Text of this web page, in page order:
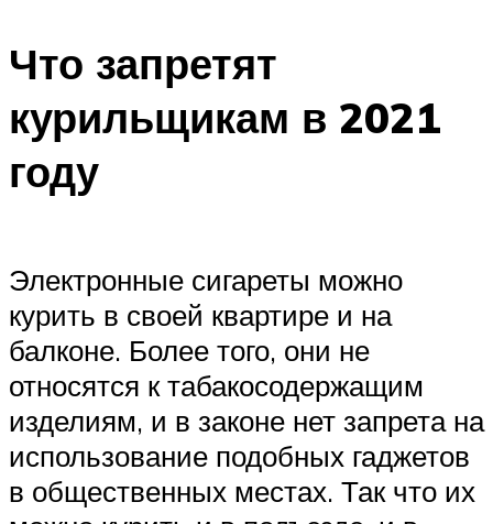
Что запретят
курильщикам в 2021
году
Электронные сигареты можно
курить в своей квартире и на
балконе. Более того, они не
относятся к табакосодержащим
изделиям, и в законе нет запрета на
использование подобных гаджетов
в общественных местах. Так что их